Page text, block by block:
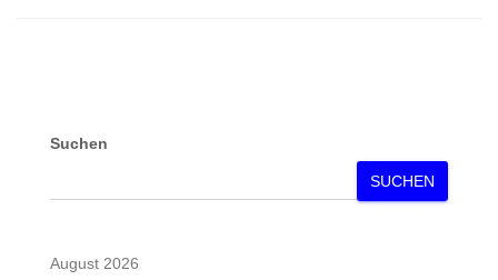
Suchen
SUCHEN
August 2026